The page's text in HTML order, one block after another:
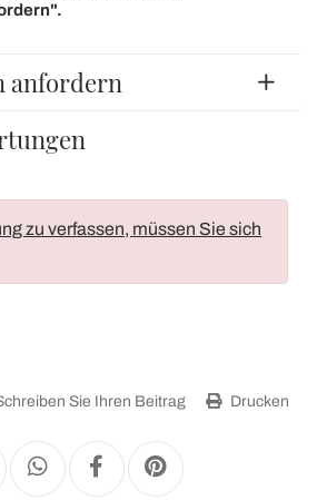
anfordern
zu verfassen, müssen Sie sich
Sie Ihren Beitrag Drucken